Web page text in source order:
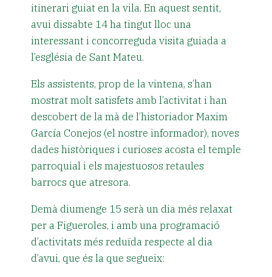
itinerari guiat en la vila. En aquest sentit,
avui dissabte 14 ha tingut lloc una
interessant i concorreguda visita guiada a
l’església de Sant Mateu.
Els assistents, prop de la vintena, s’han
mostrat molt satisfets amb l’activitat i han
descobert de la mà de l’historiador Maxim
García Conejos (el nostre informador), noves
dades històriques i curioses acosta el temple
parroquial i els majestuosos retaules
barrocs que atresora.
Demà diumenge 15 serà un dia més relaxat
per a Figueroles, i amb una programació
d’activitats més reduïda respecte al dia
d’avui, que és la que segueix: